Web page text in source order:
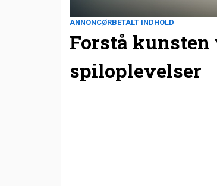
ANNONCØRBETALT INDHOLD
Forstå kunsten
spiloplevelser